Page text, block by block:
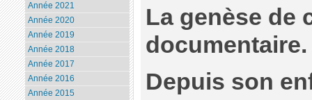
La genèse de
documentaire.
Depuis son
Année 2021
Année 2020
Année 2019
Année 2018
Année 2017
Année 2016
Année 2015